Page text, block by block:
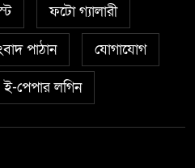
সীমান্তে ৫৯ বিজিবি’র
মাদকদ্রব্য জব্দ
সিংসাড়া-ইব্রাহিম নগর
ওপর সরু ব্রিজের স্থলে প্রশস্ত
নির্মাণের দাবি এলাকাবাসীর
ফটো গ্যালারী
পাঠান যোগাযোগ
ই-পেপার লগিন